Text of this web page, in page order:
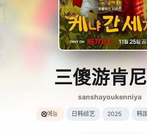
三傻游肯
sanshayoukenniya
예능 日韩综艺 2025 韩